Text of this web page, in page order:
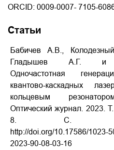
ORCID: 0009-0007- 7105-
Статьи
Бабичев А.В.,
Гладышев А.Г.
Одночастотная
квантово-каскадных
кольцевым
Оптический журнал. 2023.
8. С.
http://doi.org/10.17586/1023-
2023-90-08-03-16